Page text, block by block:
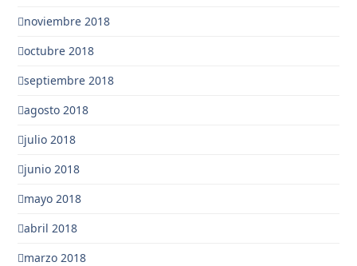
noviembre 2018
octubre 2018
septiembre 2018
agosto 2018
julio 2018
junio 2018
mayo 2018
abril 2018
marzo 2018